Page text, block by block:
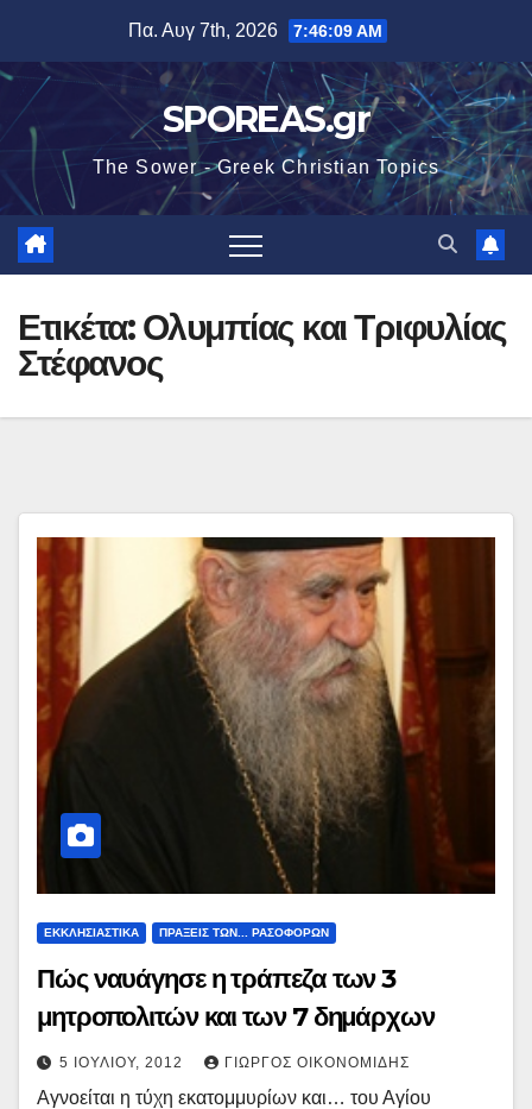
περιεχόμενο
Πα. Αυγ 7th, 2026 7:46:09 AM
SPOREAS.gr
The Sower - Greek Christian Topics
Ετικέτα:Ολυμπίας και Τριφυλίας
Στέφανος
ΕΚΚΛΗΣΙΑΣΤΙΚΑ ΠΡΑΞΕΙΣ ΤΩΝ... ΡΑΣΟΦΟΡΩΝ
Πώς ναυάγησε η τράπεζα των 3
μητροπολιτών και των 7 δημάρχων
5 ΙΟΥΛΊΟΥ, 2012 ΓΙΏΡΓΟΣ ΟΙΚΟΝΟΜΊΔΗΣ
Αγνοείται η τύχη εκατομμυρίων και… του Αγίου